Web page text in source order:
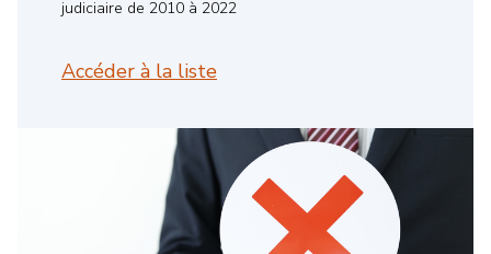
judiciaire de 2010 à 2022
Accéder à la liste